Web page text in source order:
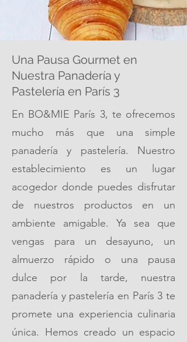
Una Pausa Gourmet en
Nuestra Panadería y
Pastelería en París 3
En BO&MIE París 3, te ofrecemos
mucho más que una simple
panadería y pastelería. Nuestro
establecimiento es un lugar
acogedor donde puedes disfrutar
de nuestros productos en un
ambiente amigable. Ya sea que
vengas para un desayuno, un
almuerzo rápido o una pausa
dulce por la tarde, nuestra
panadería y pastelería en París 3 te
promete una experiencia culinaria
única. Hemos creado un espacio